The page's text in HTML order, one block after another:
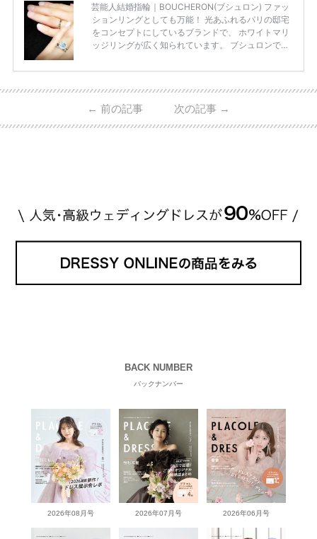
芸能人結婚指輪｜BOUCHERON(ブシュロン) ファッ
ションリングとしても万能！ 光あふれるパリの邸宅
をコンセプトにしているブランドで、 ホワイトマリ
ッジリングが広く知られています。 ブシュロンで特
ング」は、 小栗さんと山田さんが結婚指輪に選ばれ
なので、 とても人気となっているのです。 その相場
は、10～30万円ほどとなっています。 小栗旬さん・
← 前の記事 次の記事 →
BACK NUMBER
バックナンバー
2026年08月号 2026年07月号 2026年06月号